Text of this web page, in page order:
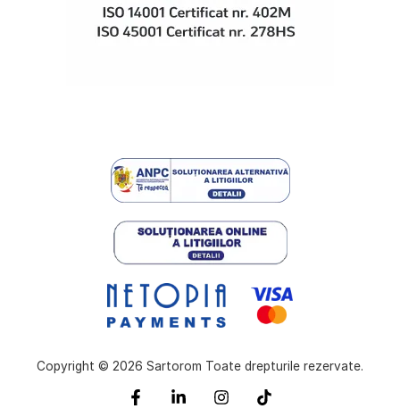
Copyright © 2026 Sartorom Toate drepturile rezervate.